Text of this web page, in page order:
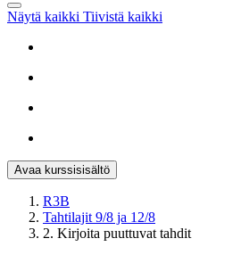
Näytä kaikki Tiivistä kaikki
Avaa kurssisisältö
R3B
Tahtilajit 9/8 ja 12/8
2. Kirjoita puuttuvat tahdit